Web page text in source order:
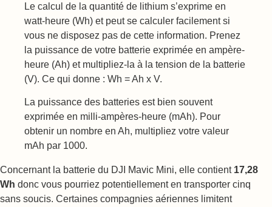
Le calcul de la quantité de lithium s’exprime en
watt-heure (Wh) et peut se calculer facilement si
vous ne disposez pas de cette information. Prenez
la puissance de votre batterie exprimée en ampère-
heure (Ah) et multipliez-la à la tension de la batterie
(V). Ce qui donne : Wh = Ah x V.
La puissance des batteries est bien souvent
exprimée en milli-ampères-heure (mAh). Pour
obtenir un nombre en Ah, multipliez votre valeur
mAh par 1000.
Concernant la batterie du DJI Mavic Mini, elle contient 17,28
Wh donc vous pourriez potentiellement en transporter cinq
sans soucis. Certaines compagnies aériennes limitent